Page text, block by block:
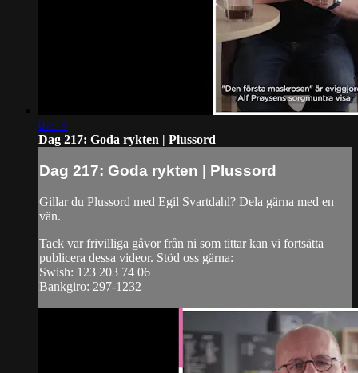
07:15
Dag 217: Goda rykten | Plussord
Dag 217: Goda rykten | Plussord
Gillar du Plussord med Egil Svartdahl? Dela gärna med en
vän.
Tack var frivilliga gåvor från ni som tittar kan vi fortsätta
publicera dessa videor. Stöd oss gärna:
Swish: 123 203 74 06
Bankgiro: 297-1232